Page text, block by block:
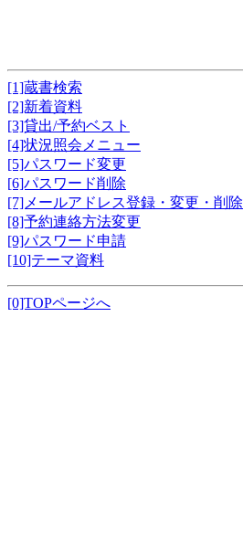
[1]蔵書検索
[2]新着資料
[3]貸出/予約ベスト
[4]状況照会メニュー
[5]パスワード変更
[6]パスワード削除
[7]メールアドレス登録・変更・削除
[8]予約連絡方法変更
[9]パスワード申請
[10]テーマ資料
[0]TOPページへ